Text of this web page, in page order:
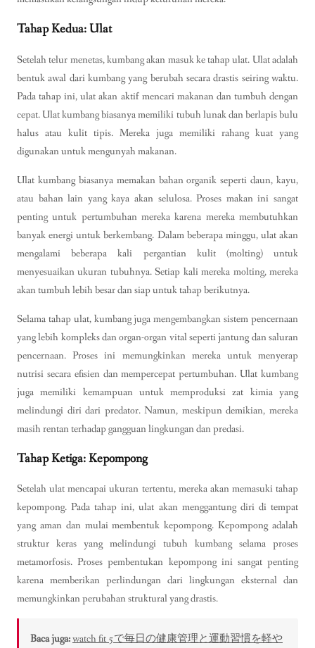
Tahap Kedua: Ulat
Setelah telur menetas, kumbang akan masuk ke tahap ulat. Ulat adalah
bentuk awal dari kumbang yang berubah secara drastis seiring waktu.
Pada tahap ini, ulat akan aktif mencari makanan dan tumbuh dengan
cepat. Ulat kumbang biasanya memiliki tubuh lunak dan berlapis bulu
halus atau kulit tipis. Mereka juga memiliki rahang kuat yang
digunakan untuk mengunyah makanan.
Ulat kumbang biasanya memakan bahan organik seperti daun, kayu,
atau bahan lain yang kaya akan selulosa. Proses makan ini sangat
penting untuk pertumbuhan mereka karena mereka membutuhkan
banyak energi untuk berkembang. Dalam beberapa minggu, ulat akan
mengalami beberapa kali pergantian kulit (molting) untuk
menyesuaikan ukuran tubuhnya. Setiap kali mereka molting, mereka
akan tumbuh lebih besar dan siap untuk tahap berikutnya.
Selama tahap ulat, kumbang juga mengembangkan sistem pencernaan
yang lebih kompleks dan organ-organ vital seperti jantung dan saluran
pencernaan. Proses ini memungkinkan mereka untuk menyerap
nutrisi secara efisien dan mempercepat pertumbuhan. Ulat kumbang
juga memiliki kemampuan untuk memproduksi zat kimia yang
melindungi diri dari predator. Namun, meskipun demikian, mereka
masih rentan terhadap gangguan lingkungan dan predasi.
Tahap Ketiga: Kepompong
Setelah ulat mencapai ukuran tertentu, mereka akan memasuki tahap
kepompong. Pada tahap ini, ulat akan menggantung diri di tempat
yang aman dan mulai membentuk kepompong. Kepompong adalah
struktur keras yang melindungi tubuh kumbang selama proses
metamorfosis. Proses pembentukan kepompong ini sangat penting
karena memberikan perlindungan dari lingkungan eksternal dan
memungkinkan perubahan struktural yang drastis.
Baca juga:watch fit 5で毎日の健康管理と運動習慣を軽や